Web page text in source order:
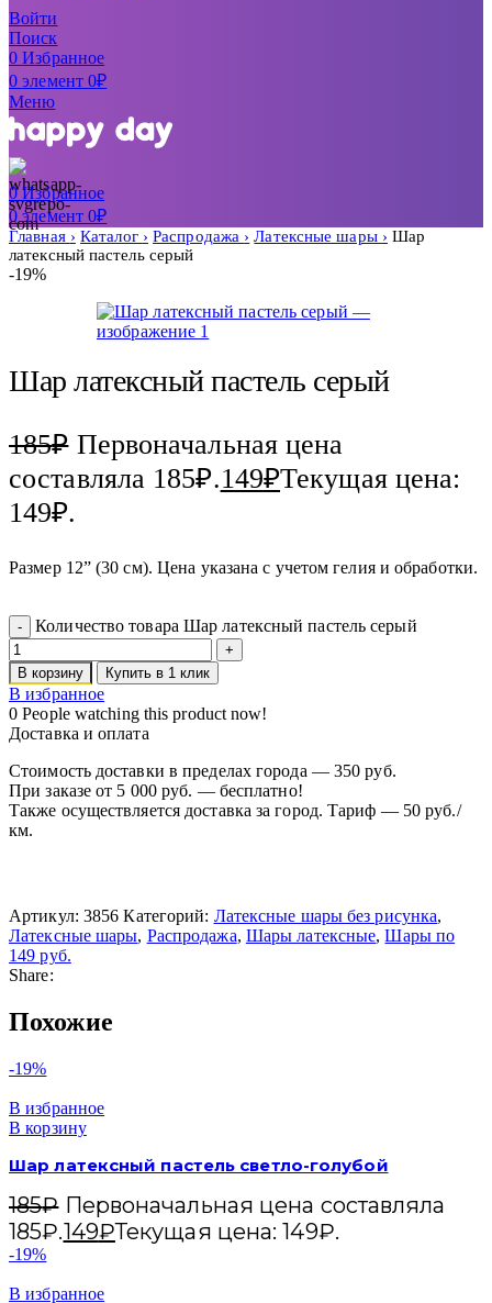
Войти
Поиск
0Избранное
0элемент 0₽
Меню
0Избранное
0элемент 0₽
Главная Каталог Распродажа Латексные шары
Шар
латексный пастель серый
-19%
Шар латексный пастель серый
185₽ Первоначальная цена
составляла 185₽.149₽Текущая цена:
149₽.
Размер 12” (30 см). Цена указана с учетом гелия и обработки.
Количество товара Шар латексный пастель серый
В корзину Купить в 1 клик
В избранное
0 People watching this product now!
Доставка и оплата
Стоимость доставки в пределах города — 350 руб.
При заказе от 5 000 руб. — бесплатно!
Также осуществляется доставка за город. Тариф — 50 руб./
км.
Артикул: 3856Категорий: Латексные шары без рисунка,
Латексные шары, Распродажа, Шары латексные, Шары по
149 руб.
Share:
Похожие
-19%
В избранное
В корзину
Шар латексный пастель светло-голубой
185₽ Первоначальная цена составляла
185₽.149₽Текущая цена: 149₽.
-19%
В избранное